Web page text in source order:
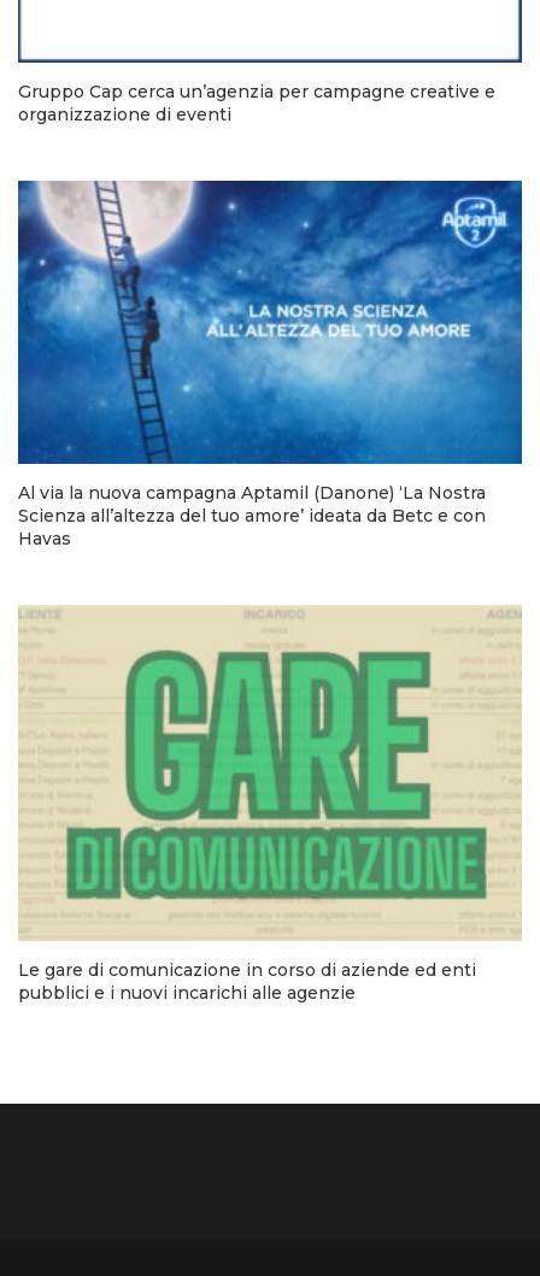
Gruppo Cap cerca un’agenzia per campagne creative e
organizzazione di eventi
Al via la nuova campagna Aptamil (Danone) ‘La Nostra
Scienza all’altezza del tuo amore’ ideata da Betc e con
Havas
Le gare di comunicazione in corso di aziende ed enti
pubblici e i nuovi incarichi alle agenzie